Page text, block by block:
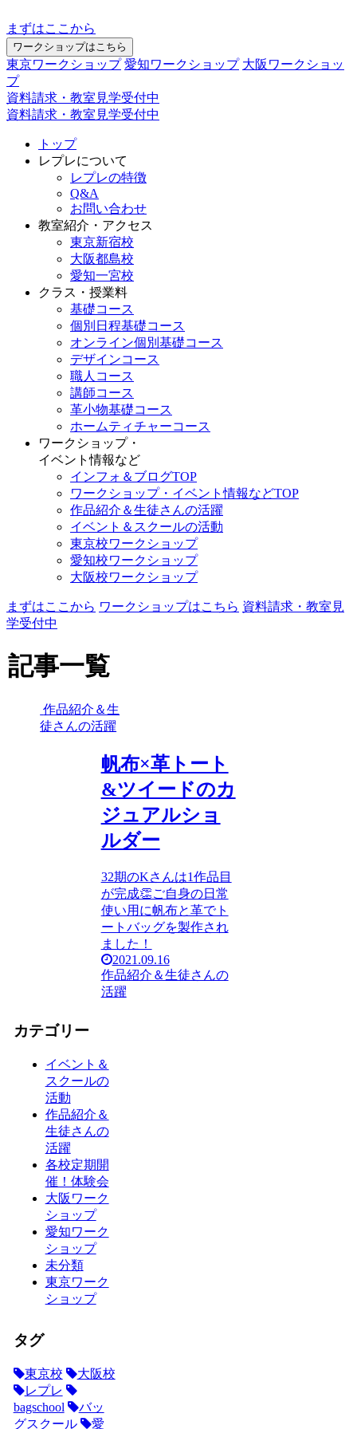
まずはここから
ワークショップはこちら
東京ワークショップ 愛知ワークショップ 大阪ワークショッ
プ
資料請求・教室見学受付中
資料請求・教室見学受付中
トップ
レプレについて
レプレの特徴
Q&A
お問い合わせ
教室紹介・アクセス
東京新宿校
大阪都島校
愛知一宮校
クラス・授業料
基礎コース
個別日程基礎コース
オンライン個別基礎コース
デザインコース
職人コース
講師コース
革小物基礎コース
ホームティチャーコース
ワークショップ・
イベント情報など
インフォ＆ブログTOP
ワークショップ・イベント情報などTOP
作品紹介＆生徒さんの活躍
イベント＆スクールの活動
東京校ワークショップ
愛知校ワークショップ
大阪校ワークショップ
まずはここから ワークショップはこちら 資料請求・教室見
学受付中
記事一覧
作品紹介＆生
徒さんの活躍
帆布×革トート
&ツイードのカ
ジュアルショ
ルダー
32期のKさんは1作品目
が完成👏ご自身の日常
使い用に帆布と革でト
ートバッグを製作され
ました！
2021.09.16
作品紹介＆生徒さんの
活躍
カテゴリー
イベント＆
スクールの
活動
作品紹介＆
生徒さんの
活躍
各校定期開
催！体験会
大阪ワーク
ショップ
愛知ワーク
ショップ
未分類
東京ワーク
ショップ
タグ
東京校
大阪校
レプレ
bagschool
バッ
グスクール
愛